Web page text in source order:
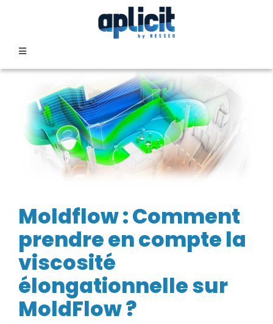
Toggle
Navigation
FORMATION
EVENEMENTS
BLOG
Moldflow : Comment
prendre en compte la
viscosité
élongationnelle sur
MoldFlow ?